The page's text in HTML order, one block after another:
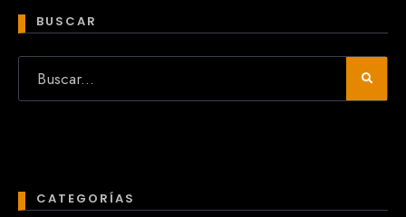
BUSCAR
CATEGORÍAS